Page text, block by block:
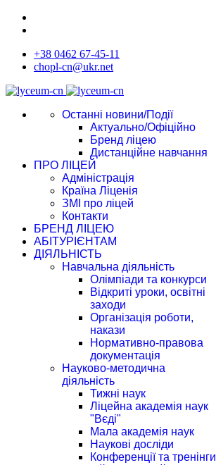
+38 0462 67-45-11
chopl-cn@ukr.net
Останні новини/Події
Актуально/Офіційно
Бренд ліцею
Дистанційне навчання
ПРО ЛІЦЕЙ
Адміністрація
Країна Ліценія
ЗМІ про ліцей
Контакти
БРЕНД ЛІЦЕЮ
АБІТУРІЄНТАМ
ДІЯЛЬНІСТЬ
Навчальна діяльність
Олімпіади та конкурси
Відкриті уроки, освітні
заходи
Організація роботи,
накази
Нормативно-правова
документація
Науково-методична
діяльність
Тижні наук
Ліцейна академія наук
"Вєді"
Мала академія наук
Наукові досліди
Конференції та тренінги